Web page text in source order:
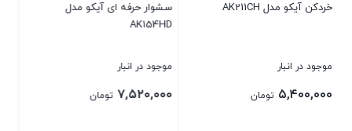
آیکو مدل
آبمیوه گیری 4 کاره آیکو مدل
۱۹,۸۴۰,۰۰۰ تومان
ساندویچ ساز AK192SM
۹,۷۶۰,۰۰۰